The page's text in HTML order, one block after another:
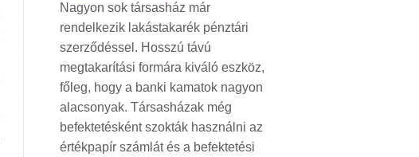
Nagyon sok társasház már
rendelkezik lakástakarék pénztári
szerződéssel. Hosszú távú
megtakarítási formára kiváló eszköz,
főleg, hogy a banki kamatok nagyon
alacsonyak. Társasházak még
befektetésként szokták használni az
értékpapír számlát és a befektetési